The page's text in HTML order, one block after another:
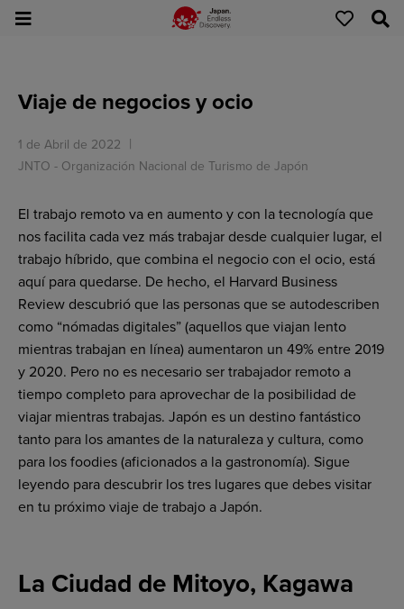
Viaje de negocios y ocio
1 de Abril de 2022
JNTO - Organización Nacional de Turismo de Japón
El trabajo remoto va en aumento y con la tecnología que
nos facilita cada vez más trabajar desde cualquier lugar, el
trabajo híbrido, que combina el negocio con el ocio, está
aquí para quedarse. De hecho, el Harvard Business
Review descubrió que las personas que se autodescriben
como “nómadas digitales” (aquellos que viajan lento
mientras trabajan en línea) aumentaron un 49% entre 2019
y 2020. Pero no es necesario ser trabajador remoto a
tiempo completo para aprovechar de la posibilidad de
viajar mientras trabajas. Japón es un destino fantástico
tanto para los amantes de la naturaleza y cultura, como
para los foodies (aficionados a la gastronomía). Sigue
leyendo para descubrir los tres lugares que debes visitar
en tu próximo viaje de trabajo a Japón.
La Ciudad de Mitoyo, Kagawa